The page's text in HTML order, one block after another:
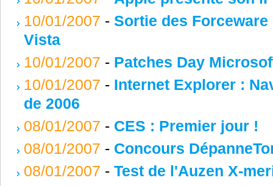
10/01/2007 - Sortie des
Vista
10/01/2007 - Patches Day
10/01/2007 - Internet Explorer :
de 2006
08/01/2007 - CES : Premier jour !
08/01/2007 - Concours
08/01/2007 - Test de l'Auzen X-